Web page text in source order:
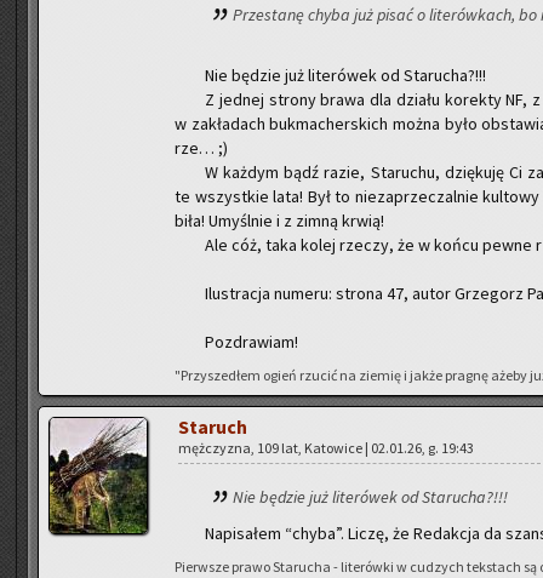
Prze­sta­nę chyba już pisać o li­te­rów­kach, bo
Nie bę­dzie już li­te­ró­wek od Sta­ru­cha?!!!
Z jed­nej stro­ny brawa dla dzia­łu ko­rek­ty
w za­kła­dach buk­ma­cher­skich można było
rze… ;)
W każ­dym bądź razie, Sta­ru­chu, dzię­ku­ję Ci
te wszyst­kie lata! Był to nie­za­prze­czal­nie
bi­ła! Umyśl­nie i z zimną krwią!
Ale cóż, taka kolej rze­czy, że w końcu pewne
Ilu­stra­cja nu­me­ru: stro­na 47, autor Grze­gorz
Po­zdra­wiam!
"Przy­sze­dłem ogień rzu­cić na zie­mię i jakże pra­gnę ażeby
Sta­ruch
męż­czy­zna, 109 lat, Ka­to­wi­ce | 02.01.26, g. 19:43
Nie bę­dzie już li­te­ró­wek od Sta­ru­cha?!!!
Na­pi­sa­łem “chyba”. Liczę, że Re­dak­cja da
Pierw­sze prawo Sta­ru­cha - li­te­rów­ki w cu­dzych tek­stach